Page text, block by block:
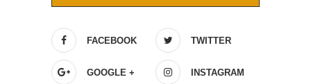
FACEBOOK TWITTER
GOOGLE + INSTAGRAM